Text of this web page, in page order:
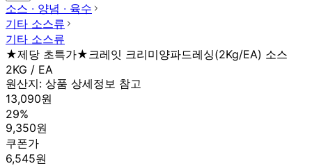
소스 ∙ 양념 ∙ 육수
기타 소스류
기타 소스류
★제당 초특가★크레잇 크리미양파드레싱(2Kg/EA) 소스
2KG / EA
원산지: 상품 상세정보 참고
13,090원
29%
9,350원
쿠폰가
6,545원